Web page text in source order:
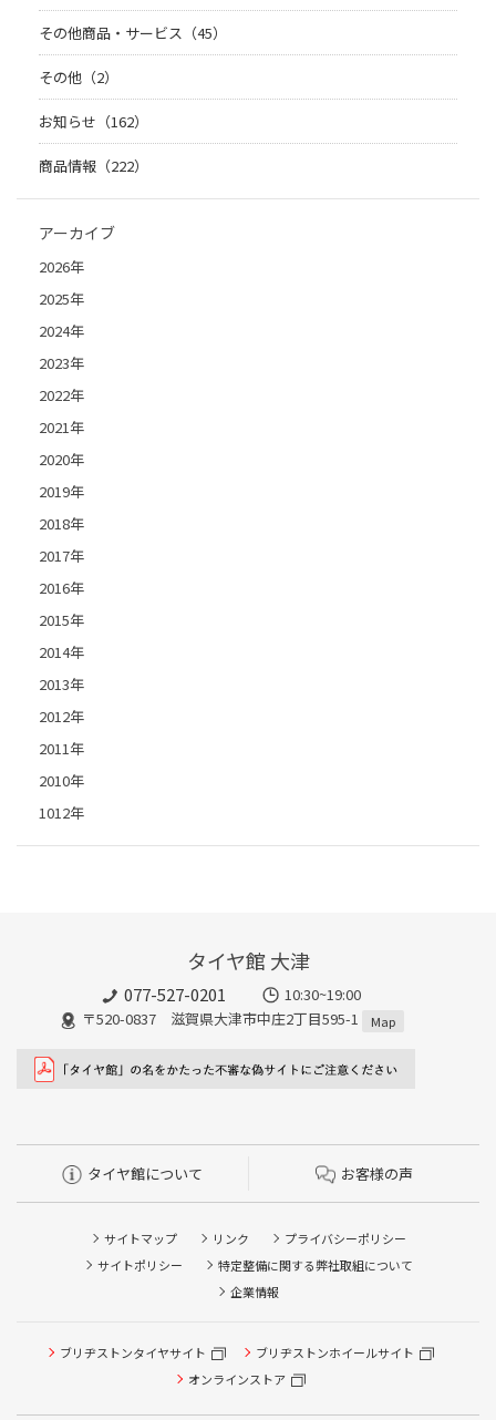
その他商品・サービス（45）
その他（2）
お知らせ（162）
商品情報（222）
アーカイブ
2026年
2025年
2024年
2023年
2022年
2021年
2020年
2019年
2018年
2017年
2016年
2015年
2014年
2013年
2012年
2011年
2010年
1012年
タイヤ館 大津
077-527-0201
10:30~19:00
〒520-0837 滋賀県大津市中庄2丁目595-1
Map
タイヤ館について お客様の声
サイトマップ リンク
プライバシーポリシー
サイトポリシー
特定整備に関する弊社取組について
企業情報
ブリヂストンタイヤサイト
ブリヂストンホイールサイト
オンラインストア
タイヤ点検・安全点検/タイヤ履き替え/オイル交換/その他
ピット作業の予約